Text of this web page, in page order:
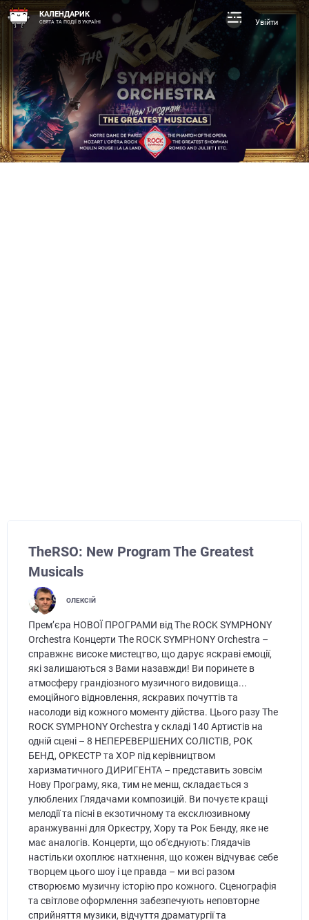
КАЛЕНДАРИК
СВЯТА ТА ПОДІЇ В УКРАЇНІ Увійти
TheRSO: New Program The Greatest
Musicals
ОЛЕКСІЙ
Прем’єра НОВОЇ ПРОГРАМИ від The ROCK SYMPHONY
Orchestra Концерти The ROCK SYMPHONY Orchestra –
справжнє високе мистецтво, що дарує яскраві емоції,
які залишаються з Вами назавжди! Ви поринете в
атмосферу грандіозного музичного видовища...
емоційного відновлення, яскравих почуттів та
насолоди від кожного моменту дійства. Цього разу The
ROCK SYMPHONY Orchestra у складі 140 Артистів на
одній сцені – 8 НЕПЕРЕВЕРШЕНИХ СОЛІСТІВ, РОК
БЕНД, ОРКЕСТР та ХОР під керівництвом
харизматичного ДИРИГЕНТА – представить зовсім
Нову Програму, яка, тим не менш, складається з
улюблених Глядачами композицій. Ви почуєте кращі
мелодії та пісні в екзотичному та ексклюзивному
аранжуванні для Оркестру, Хору та Рок Бенду, яке не
має аналогів. Концерти, що об'єднують: Глядачів
настільки охоплює натхнення, що кожен відчуває себе
творцем цього шоу і це правда – ми всі разом
створюємо музичну історію про кожного. Сценографія
та світлове оформлення забезпечують неповторне
сприйняття музики, відчуття драматургії та